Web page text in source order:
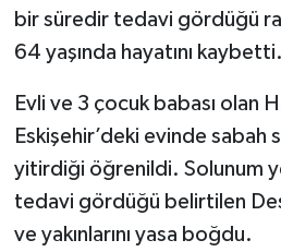
bir süredir tedavi gördüğü
64 yaşında hayatını kaybetti.
Evli ve 3 çocuk babası olan
Eskişehir’deki evinde sabah
yitirdiği öğrenildi. Solunum
tedavi gördüğü belirtilen
ve yakınlarını yasa boğdu.